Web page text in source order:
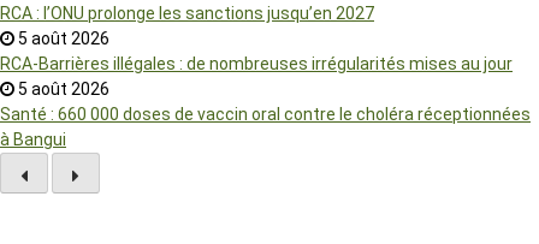
RCA : l’ONU prolonge les sanctions jusqu’en 2027
5 août 2026
RCA-Barrières illégales : de nombreuses irrégularités mises au jour
5 août 2026
Santé : 660 000 doses de vaccin oral contre le choléra réceptionnées
à Bangui